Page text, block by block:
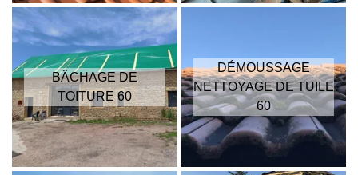
BÂCHAGE DE
TOITURE 60
DÉMOUSSAGE
NETTOYAGE DE TUILE
60